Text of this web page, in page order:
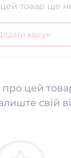
цей товар ще
відгук
про цей
свій